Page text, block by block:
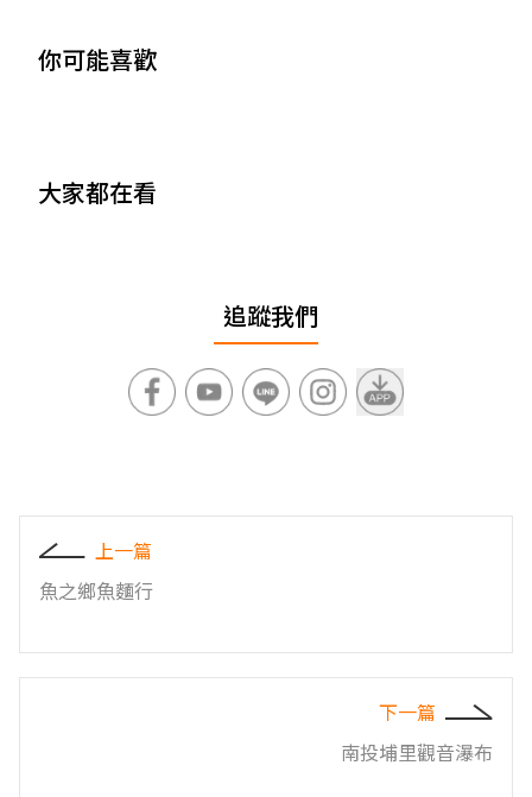
你可能喜歡
大家都在看
追蹤我們
上一篇
魚之鄉魚麵行
下一篇
南投埔里觀音瀑布